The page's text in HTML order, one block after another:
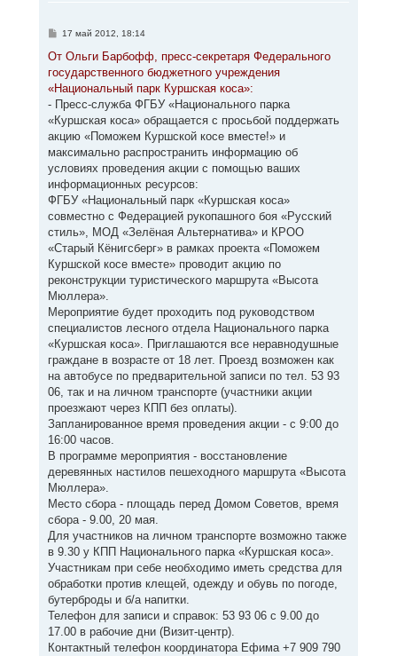
С
о
щ
е
и
е
17 май 2012, 18:14
От Ольги Барбофф, пресс-секретаря Федерального
государственного бюджетного учреждения
«Национальный парк Куршская коса»:
- Пресс-служба ФГБУ «Национального парка
«Куршская коса» обращается с просьбой поддержать
акцию «Поможем Куршской косе вместе!» и
максимально распространить информацию об
условиях проведения акции с помощью ваших
информационных ресурсов:
ФГБУ «Национальный парк «Куршская коса»
совместно с Федерацией рукопашного боя «Русский
стиль», МОД «Зелёная Альтернатива» и КРОО
«Старый Кёнигсберг» в рамках проекта «Поможем
Куршской косе вместе» проводит акцию по
реконструкции туристического маршрута «Высота
Мюллера».
Мероприятие будет проходить под руководством
специалистов лесного отдела Национального парка
«Куршская коса». Приглашаются все неравнодушные
граждане в возрасте от 18 лет. Проезд возможен как
на автобусе по предварительной записи по тел. 53 93
06, так и на личном транспорте (участники акции
проезжают через КПП без оплаты).
Запланированное время проведения акции - с 9:00 до
16:00 часов.
В программе мероприятия - восстановление
деревянных настилов пешеходного маршрута «Высота
Мюллера».
Место сбора - площадь перед Домом Советов, время
сбора - 9.00, 20 мая.
Для участников на личном транспорте возможно также
в 9.30 у КПП Национального парка «Куршская коса».
Участникам при себе необходимо иметь средства для
обработки против клещей, одежду и обувь по погоде,
бутерброды и б/а напитки.
Телефон для записи и справок: 53 93 06 с 9.00 до
17.00 в рабочие дни (Визит-центр).
Контактный телефон координатора Ефима +7 909 790